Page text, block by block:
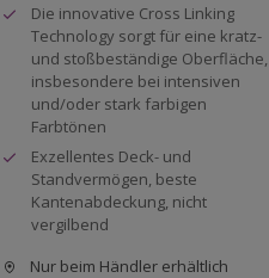
Die innovative Cross Linking
Technology sorgt für eine kratz-
und stoßbeständige Oberfläche,
insbesondere bei intensiven
und/oder stark farbigen
Farbtönen
Exzellentes Deck- und
Standvermögen, beste
Kantenabdeckung, nicht
vergilbend
Nur beim Händler erhältlich